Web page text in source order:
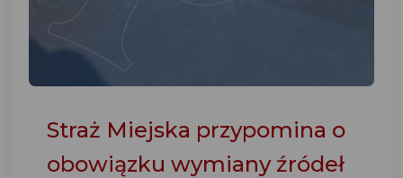
Straż Miejska przypomina o
obowiązku wymiany źródeł